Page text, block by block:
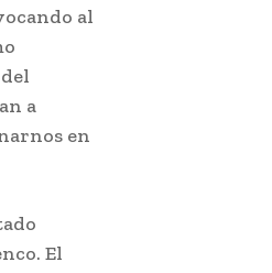
al
a
en
El